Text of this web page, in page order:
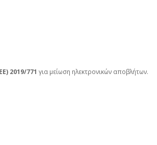
2019/771 για μείωση ηλεκτρονικών αποβλήτων.